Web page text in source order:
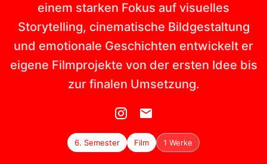
einem starken Fokus auf visuelles
Storytelling, cinematische Bildgestaltung
und emotionale Geschichten entwickelt er
eigene Filmprojekte von der ersten Idee bis
zur finalen Umsetzung.
6. Semester Film 1 Werke